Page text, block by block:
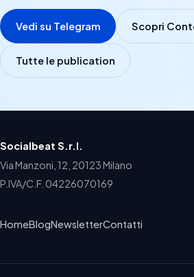
Vedi su Telegram Scopri
Tutte le publication
Socialbeat S.r.l.
Via Manzoni, 12, 20123 Milano
P.IVA/C.F. 04226070169
HomeBlogNewsletterContatti